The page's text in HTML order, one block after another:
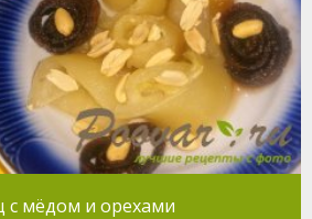
с мёдом и орехами